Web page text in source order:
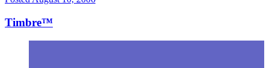
Timbre™